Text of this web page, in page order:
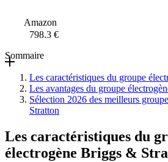
Amazon
798.3 €
Sommaire
Les caractéristiques du groupe
Les avantages du groupe
Sélection 2026 des meilleurs
Stratton
Les caractéristiques du
électrogène Briggs &